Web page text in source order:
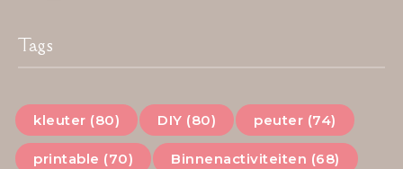
Tags
kleuter (80) DIY (80) peuter (74)
printable (70) Binnenactiviteiten (68)